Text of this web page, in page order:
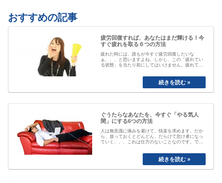
おすすめの記事
疲労回復すれば、あなたはまだ輝ける！今
すぐ疲れを取る６つの方法
疲れた時には、誰もが今すぐ疲労回復したいな
ぁ、、、と思いますよね、しかし、この「疲れてい
る状態」を当たり前にしてはいけません。疲れてい
がて気付かなくなってしまいます。「最近疲れてい
ますよね」と誰かに声を掛けられるまで、自分は大
丈夫と思ってしまっていたり、いつのまにか覇気が
感…
ぐうたらなあなたを、今すぐ「やる気人
間」にする6つの方法
人は無意識に痛みを避けて、快楽を求めます。だか
ら、放っておくとどんどん、だらけて怠け者になっ
ていく、、、これは仕方のないことなのです。で
私も以前は、おもいきり、「ぐうたら属性」でし
た。食べたら寝る、めんどくさいから明日でいい
や、、と言い続けて結局やらない、忘れてしまう
etc…